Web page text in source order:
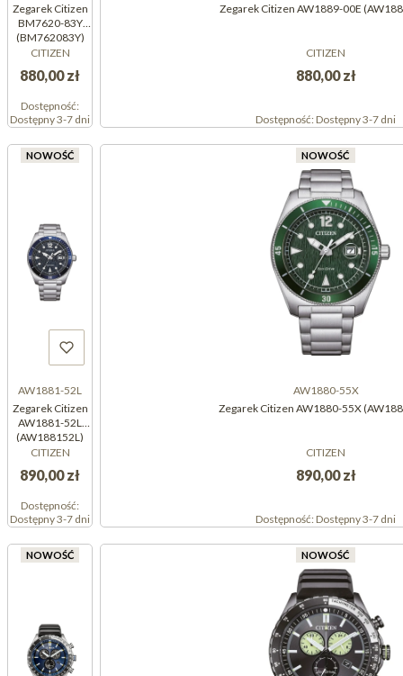
Zegarek Citizen
BM7620-83Y
(BM762083Y)
CITIZEN
880,00 zł
Dostępność:
Dostępny 3-7 dni
Zegarek Citizen AW1889-00E
CITIZEN
880,00 zł
Dostępność:Dostępny 3-7 dni
NOWOŚĆ
AW1881-52L
Zegarek Citizen
AW1881-52L
(AW188152L)
CITIZEN
890,00 zł
Dostępność:
Dostępny 3-7 dni
NOWOŚĆ
AW1880-55X
Zegarek Citizen AW1880-55X
CITIZEN
890,00 zł
Dostępność:Dostępny 3-7 dni
NOWOŚĆ NOWOŚĆ